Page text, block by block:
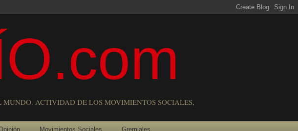
ACTIVIDAD DE LOS MOVIMIENTOS SOCIALES,
Movimientos Sociales Gremiales